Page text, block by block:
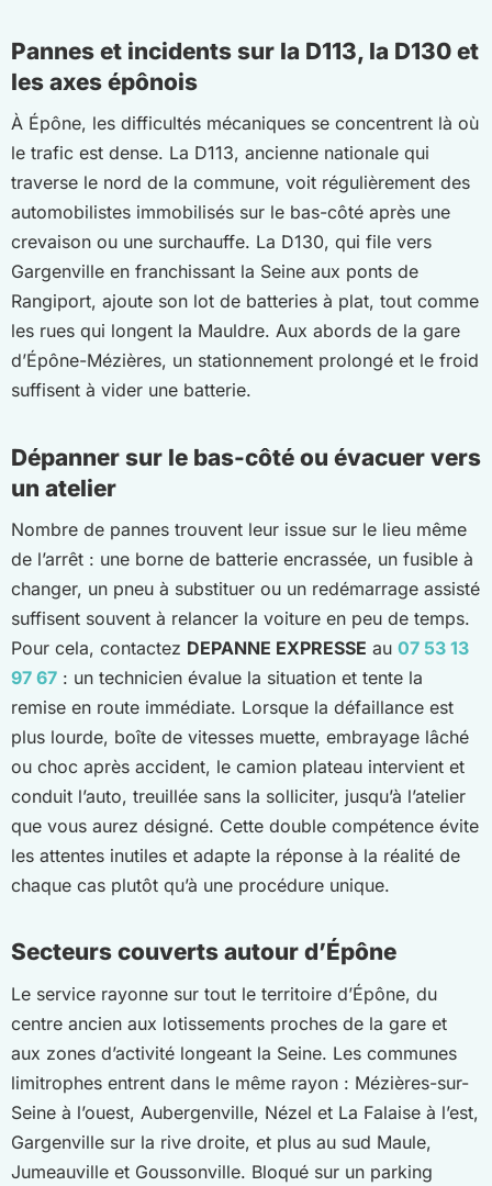
Pannes et incidents sur la D113, la D130 et
les axes épônois
À Épône, les difficultés mécaniques se concentrent là où
le trafic est dense. La D113, ancienne nationale qui
traverse le nord de la commune, voit régulièrement des
automobilistes immobilisés sur le bas-côté après une
crevaison ou une surchauffe. La D130, qui file vers
Gargenville en franchissant la Seine aux ponts de
Rangiport, ajoute son lot de batteries à plat, tout comme
les rues qui longent la Mauldre. Aux abords de la gare
d’Épône-Mézières, un stationnement prolongé et le froid
suffisent à vider une batterie.
Dépanner sur le bas-côté ou évacuer vers
un atelier
Nombre de pannes trouvent leur issue sur le lieu même
de l’arrêt : une borne de batterie encrassée, un fusible à
changer, un pneu à substituer ou un redémarrage assisté
suffisent souvent à relancer la voiture en peu de temps.
Pour cela, contactez DEPANNE EXPRESSE au 07 53 13
97 67 : un technicien évalue la situation et tente la
remise en route immédiate. Lorsque la défaillance est
plus lourde, boîte de vitesses muette, embrayage lâché
ou choc après accident, le camion plateau intervient et
conduit l’auto, treuillée sans la solliciter, jusqu’à l’atelier
que vous aurez désigné. Cette double compétence évite
les attentes inutiles et adapte la réponse à la réalité de
chaque cas plutôt qu’à une procédure unique.
Secteurs couverts autour d’Épône
Le service rayonne sur tout le territoire d’Épône, du
centre ancien aux lotissements proches de la gare et
aux zones d’activité longeant la Seine. Les communes
limitrophes entrent dans le même rayon : Mézières-sur-
Seine à l’ouest, Aubergenville, Nézel et La Falaise à l’est,
Gargenville sur la rive droite, et plus au sud Maule,
Jumeauville et Goussonville. Bloqué sur un parking